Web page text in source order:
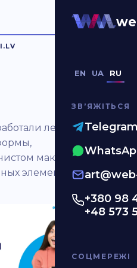
EN UA RU
ЗВʼЯЖІТЬСЯ
+380 98
+48 573
СОЦМЕРЕЖІ
лендинг для
макете и
элементах.